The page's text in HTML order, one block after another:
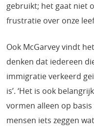
gebruikt; het gaat niet
frustratie over onze
Ook McGarvey vindt
denken dat iedereen
immigratie verkeerd
is’. ‘Het is ook
vormen alleen op
mensen iets zeggen